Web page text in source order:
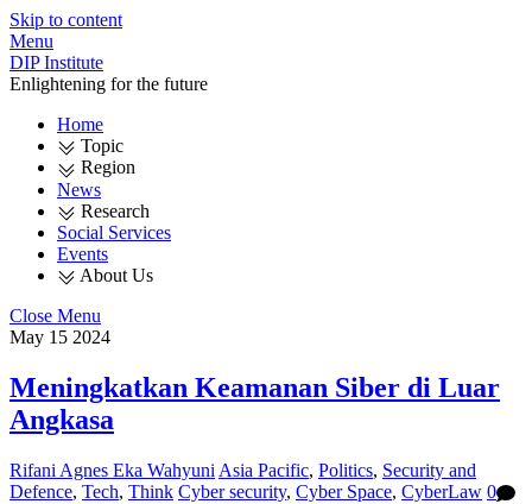
Skip to content
Menu
DIP Institute
Enlightening for the future
Home
Topic
Region
News
Research
Social Services
Events
About Us
Close Menu
May 15 2024
Meningkatkan Keamanan Siber di Luar
Angkasa
Rifani Agnes Eka Wahyuni Asia Pacific, Politics, Security and
Defence, Tech, Think Cyber security, Cyber Space, CyberLaw 0